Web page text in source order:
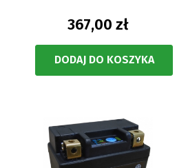
367,00 zł
DODAJ DO KOSZYKA